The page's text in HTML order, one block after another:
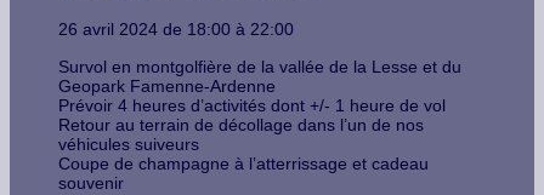
26 avril 2024 de 18:00 à 22:00
Survol en montgolfière de la vallée de la Lesse et du
Geopark Famenne-Ardenne
Prévoir 4 heures d’activités dont +/- 1 heure de vol
Retour au terrain de décollage dans l’un de nos
véhicules suiveurs
Coupe de champagne à l’atterrissage et cadeau
souvenir